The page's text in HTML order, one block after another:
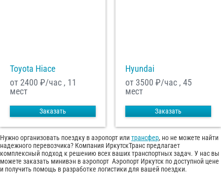
Toyota Hiace
от 2400 ₽/час , 11
мест
Заказать
Hyundai
от 3500 ₽/час , 45
мест
Заказать
Нужно организовать поездку в аэропорт или трансфер, но не можете найти
надежного перевозчика? Компания ИркутскТранс предлагает
комплексный подход к решению всех ваших транспортных задач. У нас вы
можете заказать минивэн в аэропорт Аэропорт Иркутск по доступной цене
и получить помощь в разработке логистики для вашей поездки.